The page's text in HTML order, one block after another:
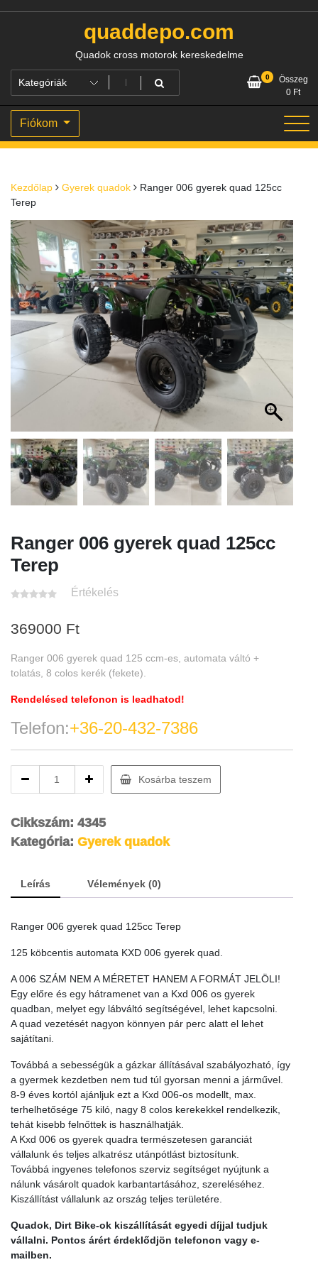
quaddepo.com
Quadok cross motorok kereskedelme
0
Összeg
0 Ft
Fiókom
Kezdőlap Gyerek quadok
Ranger 006 gyerek quad 125cc
Terep
Ranger 006 gyerek quad 125cc
Terep
Értékelés
369000 Ft
Ranger 006 gyerek quad 125 ccm-es, automata váltó +
tolatás, 8 colos kerék (fekete).
Rendelésed telefonon is leadhatod!
Telefon:+36-20-432-7386
006
quad
Terep
Kosárba teszem
Cikkszám: 4345
Kategória: Gyerek quadok
Leírás Vélemények (0)
Ranger 006 gyerek quad 125cc Terep
125 köbcentis automata KXD 006 gyerek quad.
A 006 SZÁM NEM A MÉRETET HANEM A FORMÁT JELÖLI!
Egy előre és egy hátramenet van a Kxd 006 os gyerek
quadban, melyet egy lábváltó segítségével, lehet kapcsolni.
A quad vezetését nagyon könnyen pár perc alatt el lehet
sajátítani.
Továbbá a sebességük a gázkar állításával szabályozható, így
a gyermek kezdetben nem tud túl gyorsan menni a járművel.
8-9 éves kortól ajánljuk ezt a Kxd 006-os modellt, max.
terhelhetősége 75 kiló, nagy 8 colos kerekekkel rendelkezik,
tehát kisebb felnőttek is használhatják.
A Kxd 006 os gyerek quadra természetesen garanciát
vállalunk és teljes alkatrész utánpótlást biztosítunk.
Továbbá ingyenes telefonos szerviz segítséget nyújtunk a
nálunk vásárolt quadok karbantartásához, szereléséhez.
Kiszállítást vállalunk az ország teljes területére.
Quadok, Dirt Bike-ok kiszállítását egyedi díjjal tudjuk
vállalni. Pontos árért érdeklődjön telefonon vagy e-
mailben.